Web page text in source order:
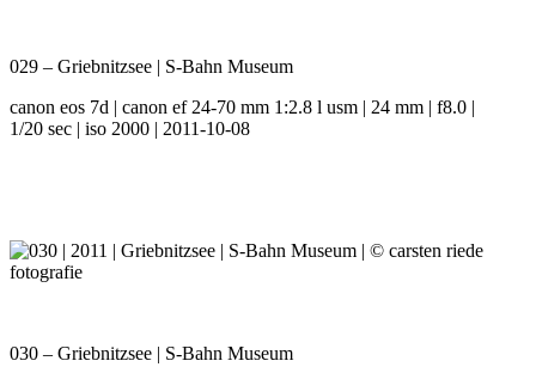
029 – Griebnitzsee | S-Bahn Museum
canon eos 7d | canon ef 24-70 mm 1:2.8 l usm | 24 mm | f8.0 |
1/20 sec | iso 2000 | 2011-10-08
030 – Griebnitzsee | S-Bahn Museum